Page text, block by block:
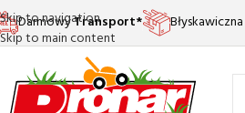
Skip to navigation
Skip to main content
DarmowyTransport* Błyskawiczna